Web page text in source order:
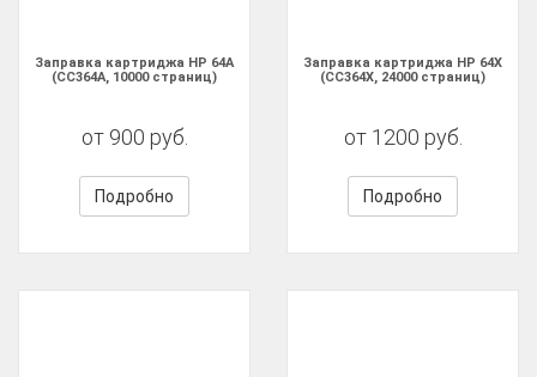
Заправка картриджа HP 64A
(CC364A, 10000 страниц)
от 900 руб.
Подробно
Заправка картриджа HP 64X
(CC364X, 24000 страниц)
от 1200 руб.
Подробно